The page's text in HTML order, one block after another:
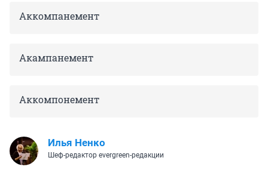
Аккомпанемент
Акампанемент
Аккомпонемент
Илья Ненко
Шеф-редактор evergreen-редакции